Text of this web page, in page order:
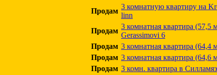
Продам
3 комнатную квартиру на
linn
Продам
3 комнатная квартира (57,5
Gerassimovi 6
Продам 3 комнатная квартира (64,4
Продам 3 комнатная квартира (64,6
Продам 3 комн. квартира в Силламяэ